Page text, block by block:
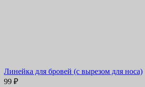
Линейка для бровей (с вырезом для носа)
99 ₽